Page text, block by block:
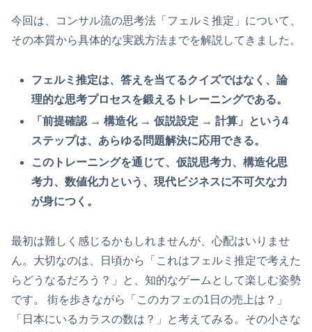
今回は、コンサル流の思考法「フェルミ推定」について、
その本質から具体的な実践方法までを解説してきました。
フェルミ推定は、答えを当てるクイズではなく、論
理的な思考プロセスを鍛えるトレーニングである。
「前提確認 → 構造化 → 仮説設定 → 計算」という4
ステップは、あらゆる問題解決に応用できる。
このトレーニングを通じて、仮説思考力、構造化思
考力、数値化力という、現代ビジネスに不可欠な力
が身につく。
最初は難しく感じるかもしれませんが、心配はいりませ
ん。大切なのは、日頃から「これはフェルミ推定で考えた
らどうなるだろう？」と、知的なゲームとして楽しむ姿勢
です。 街を歩きながら「このカフェの1日の売上は？」
「日本にいるカラスの数は？」と考えてみる。その小さな